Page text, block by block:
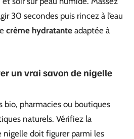
30 secondes puis rincez à l’eau
crème hydratante adaptée à
un vrai savon de nigelle
bio, pharmacies ou boutiques
naturels. Vérifiez la
nigelle doit figurer parmi les